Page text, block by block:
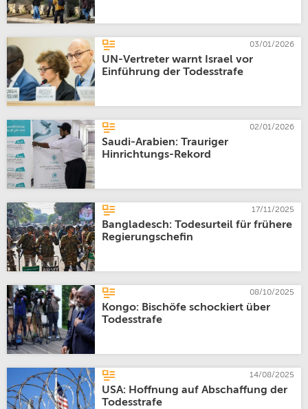
03/01/2026
UN-Vertreter warnt Israel vor
Einführung der Todesstrafe
02/01/2026
Saudi-Arabien: Trauriger
Hinrichtungs-Rekord
17/11/2025
Bangladesch: Todesurteil für frühere
Regierungschefin
08/10/2025
Kongo: Bischöfe schockiert über
Todesstrafe
14/08/2025
USA: Hoffnung auf Abschaffung der
Todesstrafe